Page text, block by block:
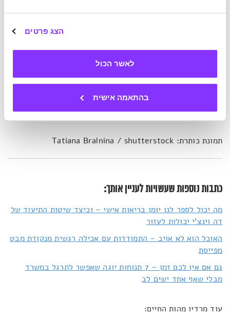
הצג פרטים
לאשר הכול
בהתאמה אישית
הרוח".
מהחי, כמו דגי סלמון למשל, חומצת שומן המשחקת תפקיד
בשמירה על רווחה נפשית.
בתיאבון!
תמונת כותרת: Tatiana Bralnina / shutterstock
כתבות נוספות שעשויות לעניין אותך:
מה יכול לספר לנו יומן בריאות אישי – וכיצד שיטות התיעוד של
דה וינצ'י יכולות לעזור
האוכל הוא לא אויב – התמודדות עם אכילה רגשית מנקודת מבט
מפייסת
גם אם אין לכם זמן – 7 תנוחות יוגה שאפשר לתרגל במשרד
מבלי שאף אחד ישים לב
עוד מרדיו מהות החיים: